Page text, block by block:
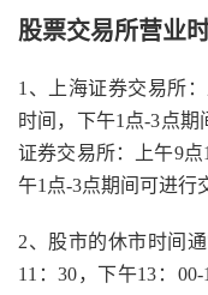
股票交易所营业
1、上海证券交易所
时间，下午1点-3点期
证券交易所：上午9点
午1点-3点期间可进行
2、股市的休市时间
11：30，下午13：